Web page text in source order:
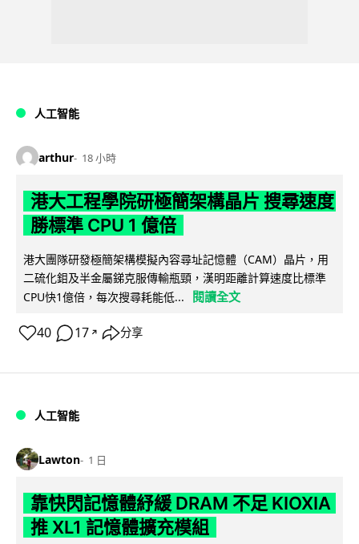
人工智能
arthur 18 小時
港大工程學院研極簡架構晶片 搜尋速度
勝標準 CPU 1 億倍
港大團隊研發極簡架構模擬內容尋址記憶體（CAM）晶片，用
二硫化鉬及半金屬銻克服傳輸瓶頸，漢明距離計算速度比標準
CPU快1億倍，每次搜尋耗能低...
閱讀全文
40 17 ↗ 分享
人工智能
Lawton 1 日
靠快閃記憶體紓緩 DRAM 不足 KIOXIA
推 XL1 記憶體擴充模組